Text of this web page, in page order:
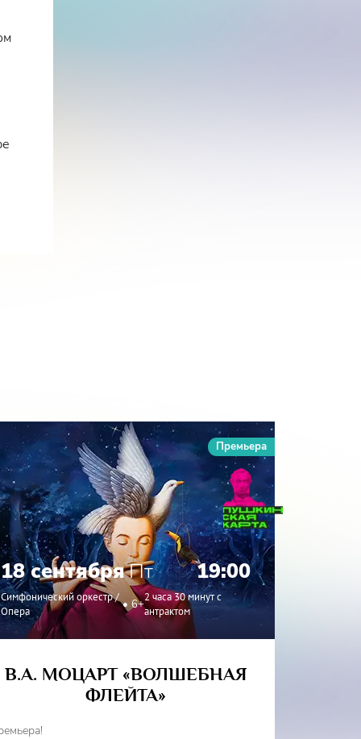
Премьера
18 сентябряПт 19:00
Симфонический оркестр /
Опера
6+
2 часа 30 минут с
антрактом
В.А. МОЦАРТ «ВОЛШЕБНАЯ
ФЛЕЙТА»